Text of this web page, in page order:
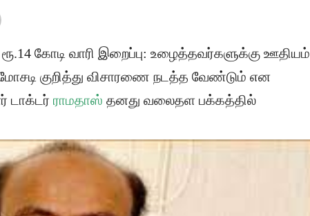
கோடி வாரி இறைப்பு: உழைத்தவர்களுக்கு ஊதியம்
குறித்து விசாரணை நடத்த வேண்டும் என
டாக்டர் ராமதாஸ் தனது வலைதள பக்கத்தில்